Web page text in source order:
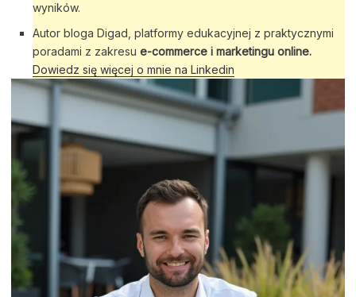
wyników.
Autor bloga Digad, platformy edukacyjnej z praktycznymi
poradami z zakresu e-commerce i marketingu online.
Dowiedz się więcej o mnie na Linkedin